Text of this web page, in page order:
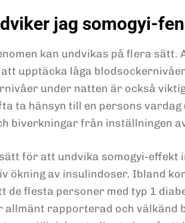
jag somogyi-
kan undvikas på flera
upptäcka låga
under natten är också
ta hänsyn till en persons
biverkningar från inställningen
för att undvika somogyi-effekt
ökning av insulindoser. Ibland
de flesta personer med typ 1
allmänt rapporterad och välkänd